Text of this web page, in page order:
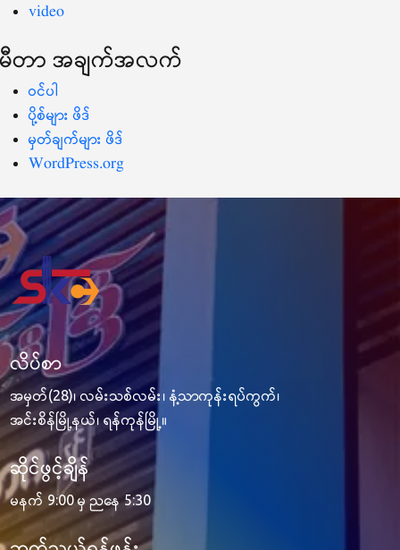
video
မီတာ အချက်အလက်
ဝင်ပါ
ပို့စ်များ ဖိဒ်
မှတ်ချက်များ ဖိဒ်
WordPress.org
လိပ်စာ
အမှတ်(28)၊ လမ်းသစ်လမ်း၊ နံ့သာကုန်းရပ်ကွက်၊
အင်းစိန်မြို့နယ်၊ ရန်ကုန်မြို့။
ဆိုင်ဖွင့်ချိန်
မနက် 9:00 မှ ညနေ 5:30